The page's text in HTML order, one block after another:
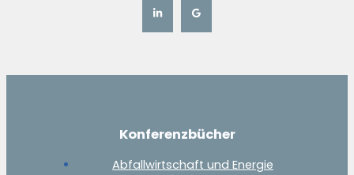
Konferenzbücher
Abfallwirtschaft und Energie